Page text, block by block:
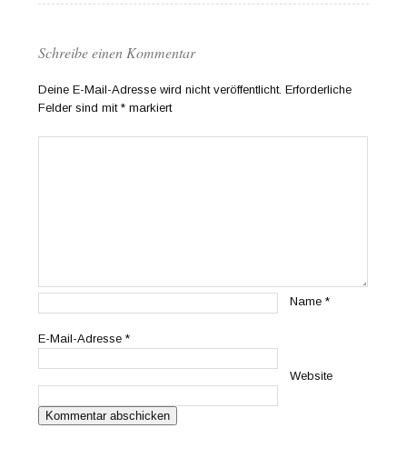
Schreibe einen Kommentar
Deine E-Mail-Adresse wird nicht veröffentlicht. Erforderliche
Felder sind mit* markiert
Name*
E-Mail-Adresse*
Website